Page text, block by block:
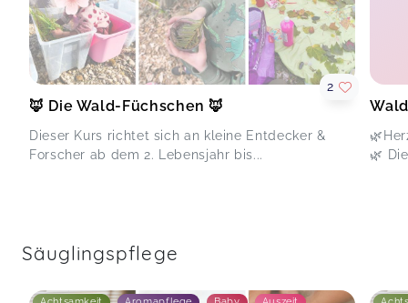
🦊 Die Wald-Füchschen 🦊
Dieser Kurs richtet sich an kleine Entdecker &
Forscher ab dem 2. Lebensjahr bis...
2
🌿
Säuglingspflege